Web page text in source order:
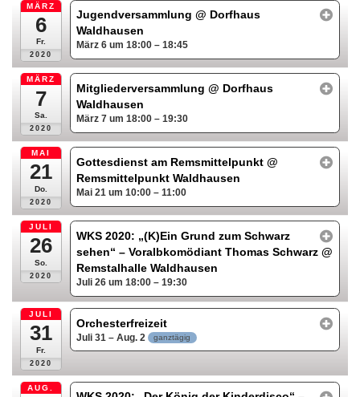
MÄRZ
6
Fr.
2020
Jugendversammlung@ Dorfhaus
Waldhausen
März 6 um 18:00 – 18:45
MÄRZ
7
Sa.
2020
Mitgliederversammlung@ Dorfhaus
Waldhausen
März 7 um 18:00 – 19:30
MAI
21
Do.
2020
Gottesdienst am Remsmittelpunkt@
Remsmittelpunkt Waldhausen
Mai 21 um 10:00 – 11:00
JULI
26
So.
2020
WKS 2020: „(K)Ein Grund zum Schwarz
sehen“ – Voralbkomödiant Thomas Schwarz@
Remstalhalle Waldhausen
Juli 26 um 18:00 – 19:30
JULI
31
Fr.
2020
Orchesterfreizeit
Juli 31 – Aug. 2 ganztägig
AUG.